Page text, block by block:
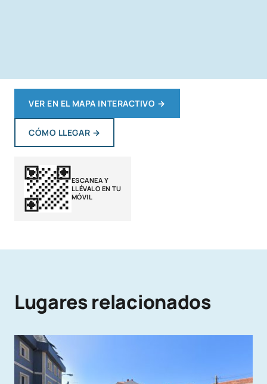
VER EN EL MAPA INTERACTIVO →
CÓMO LLEGAR →
ESCANEA Y
LLÉVALO EN TU
MÓVIL
Lugares relacionados